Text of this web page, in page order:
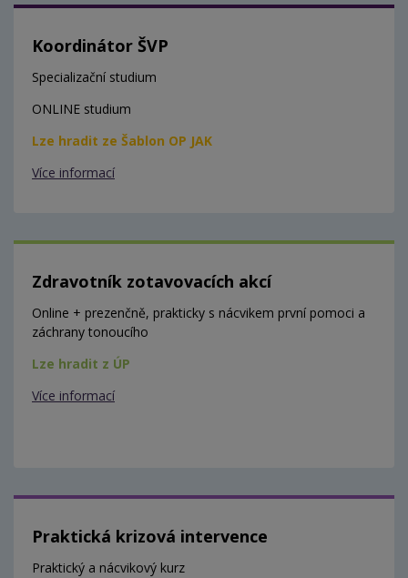
Koordinátor ŠVP
Specializační studium
ONLINE studium
Lze hradit ze Šablon OP JAK
Více informací
Zdravotník zotavovacích akcí
Online + prezenčně, prakticky s nácvikem první pomoci a
záchrany tonoucího
Lze hradit z ÚP
Více informací
Praktická krizová intervence
Praktický a nácvikový kurz